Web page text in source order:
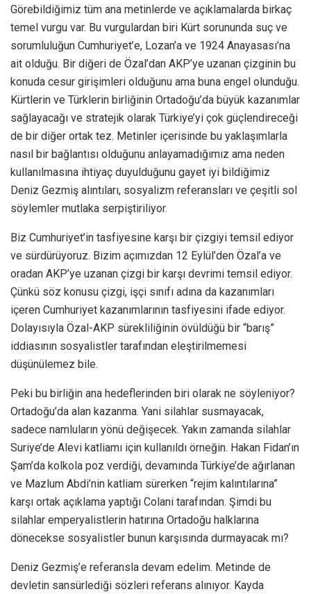
Görebildiğimiz tüm ana metinlerde ve açıklamalarda birkaç
temel vurgu var. Bu vurgulardan biri Kürt sorununda suç ve
sorumluluğun Cumhuriyet’e, Lozan’a ve 1924 Anayasası’na
ait olduğu. Bir diğeri de Özal’dan AKP’ye uzanan çizginin bu
konuda cesur girişimleri olduğunu ama buna engel olunduğu.
Kürtlerin ve Türklerin birliğinin Ortadoğu’da büyük kazanımlar
sağlayacağı ve stratejik olarak Türkiye’yi çok güçlendireceği
de bir diğer ortak tez. Metinler içerisinde bu yaklaşımlarla
nasıl bir bağlantısı olduğunu anlayamadığımız ama neden
kullanılmasına ihtiyaç duyulduğunu gayet iyi bildiğimiz
Deniz Gezmiş alıntıları, sosyalizm referansları ve çeşitli sol
söylemler mutlaka serpiştiriliyor.
Biz Cumhuriyet’in tasfiyesine karşı bir çizgiyi temsil ediyor
ve sürdürüyoruz. Bizim açımızdan 12 Eylül’den Özal’a ve
oradan AKP’ye uzanan çizgi bir karşı devrimi temsil ediyor.
Çünkü söz konusu çizgi, işçi sınıfı adına da kazanımları
içeren Cumhuriyet kazanımlarının tasfiyesini ifade ediyor.
Dolayısıyla Özal-AKP sürekliliğinin övüldüğü bir “barış”
iddiasının sosyalistler tarafından eleştirilmemesi
düşünülemez bile.
Peki bu birliğin ana hedeflerinden biri olarak ne söyleniyor?
Ortadoğu’da alan kazanma. Yani silahlar susmayacak,
sadece namluların yönü değişecek. Yakın zamanda silahlar
Suriye’de Alevi katliamı için kullanıldı örneğin. Hakan Fidan’ın
Şam’da kolkola poz verdiği, devamında Türkiye’de ağırlanan
ve Mazlum Abdi’nin katliam sürerken “rejim kalıntılarına”
karşı ortak açıklama yaptığı Colani tarafından. Şimdi bu
silahlar emperyalistlerin hatırına Ortadoğu halklarına
dönecekse sosyalistler bunun karşısında durmayacak mı?
Deniz Gezmiş’e referansla devam edelim. Metinde de
devletin sansürlediği sözleri referans alınıyor. Kayda